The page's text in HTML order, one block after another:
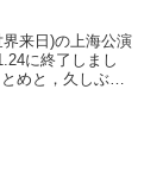
来日)の上海公演
に終了しまし
めと，久しぶり